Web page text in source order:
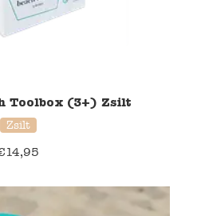
Toolbox (3+) Zsilt
Zsilt
14,95